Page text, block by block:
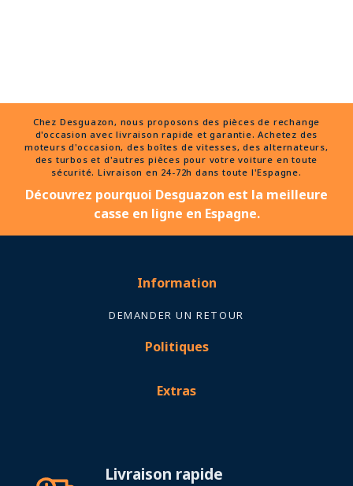
Chez Desguazon, nous proposons des pièces de rechange
d'occasion avec livraison rapide et garantie. Achetez des
moteurs d'occasion, des boîtes de vitesses, des alternateurs,
des turbos et d'autres pièces pour votre voiture en toute
sécurité. Livraison en 24-72h dans toute l'Espagne.
Découvrez pourquoi Desguazon est la meilleure
casse en ligne en Espagne.
Information
DEMANDER UN RETOUR
Politiques
Extras
Livraison rapide